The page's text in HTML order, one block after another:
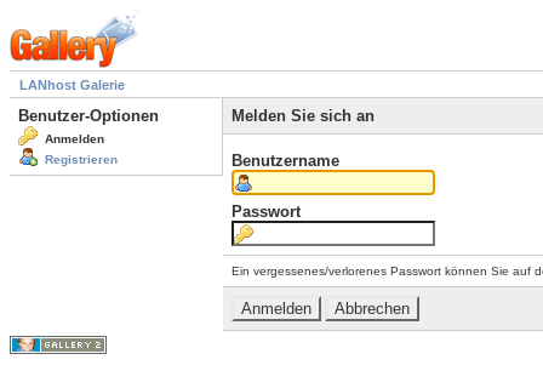
LANhost Galerie
Benutzer-Optionen
Anmelden
Registrieren
Melden Sie sich an
Benutzername
Passwort
Ein vergessenes/verlorenes Passwort können Sie auf